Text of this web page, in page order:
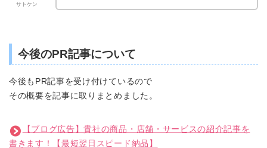
サトケン
今後のPR記事について
今後もPR記事を受け付けているので
その概要を記事に取りまとめました。
【ブログ広告】貴社の商品・店舗・サービスの紹介記事を
書きます！【最短翌日スピード納品】